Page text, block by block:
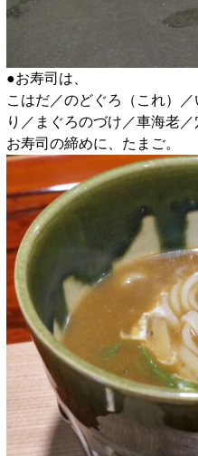
●お寿司は、
こはだ／のどぐろ（これ）
り／まぐろのづけ／車海老／
お寿司の締めに、たまご。